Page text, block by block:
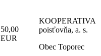
50,00
EUR
KOOPERATIVA
poisťovňa, a. s.
Obec Toporec